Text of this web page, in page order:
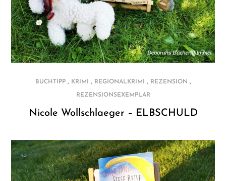
BUCHTIPP, KRIMI , REGIONALKRIMI , REZENSION ,
REZENSIONSEXEMPLAR
Nicole Wollschlaeger – ELBSCHULD